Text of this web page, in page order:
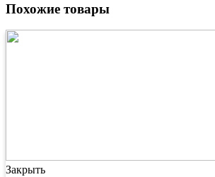
Похожие товары
Закрыть